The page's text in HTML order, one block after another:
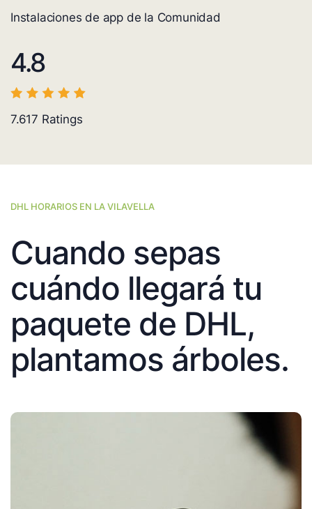
Instalaciones de app de la Comunidad
4.8
7.617 Ratings
DHL HORARIOS EN LA VILAVELLA
Cuando sepas
cuándo llegará tu
paquete de DHL,
plantamos árboles.